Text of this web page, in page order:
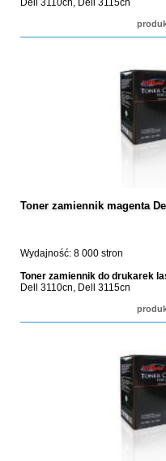
Dell 3110cn, Dell 3115cn
Toner zamiennik magenta
Wydajność: 8 000 stron
Toner zamiennik do drukarek
Dell 3110cn, Dell 3115cn